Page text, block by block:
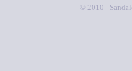
© 2010 -